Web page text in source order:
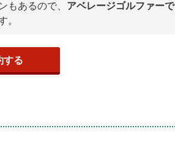
もあるので、 アベレージゴルファーで
。
する